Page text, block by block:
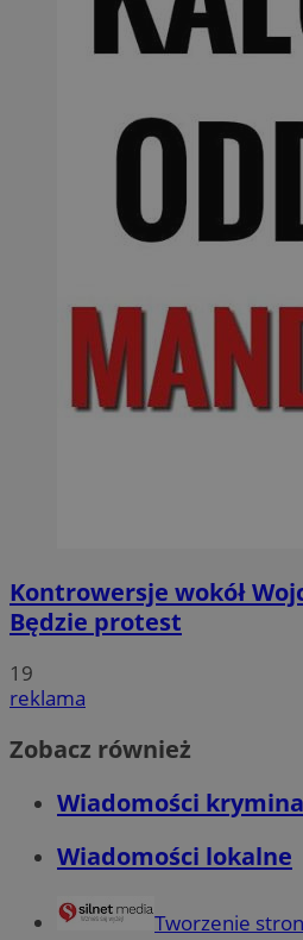
Kontrowersje wokół
Będzie protest
19
reklama
Zobacz również
Wiadomości
Wiadomości lokalne
Tworzenie